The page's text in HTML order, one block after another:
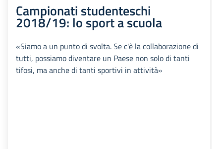
Campionati studenteschi
2018/19: lo sport a scuola
«Siamo a un punto di svolta. Se c'è la collaborazione di
tutti, possiamo diventare un Paese non solo di tanti
tifosi, ma anche di tanti sportivi in attività»